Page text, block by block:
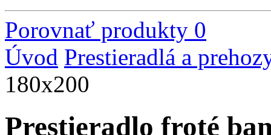
Porovnať produkty 0
Úvod Prestieradlá a
180x200
Prestieradlo froté